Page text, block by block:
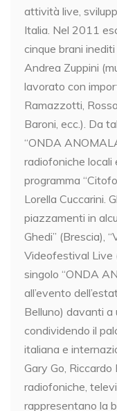
attività live,
Italia. Nel 2011
cinque brani
Andrea Zuppini
lavorato con
Ramazzotti,
Baroni, ecc.). Da
“ONDA
radiofoniche locali
programma
Lorella Cuccarini.
piazzamenti in
Ghedi” (Brescia),
Videofestival Live
singolo “ONDA
all’evento
Belluno) davanti a
condividendo il
italiana e
Gary Go, Riccardo
radiofoniche,
rappresentano la